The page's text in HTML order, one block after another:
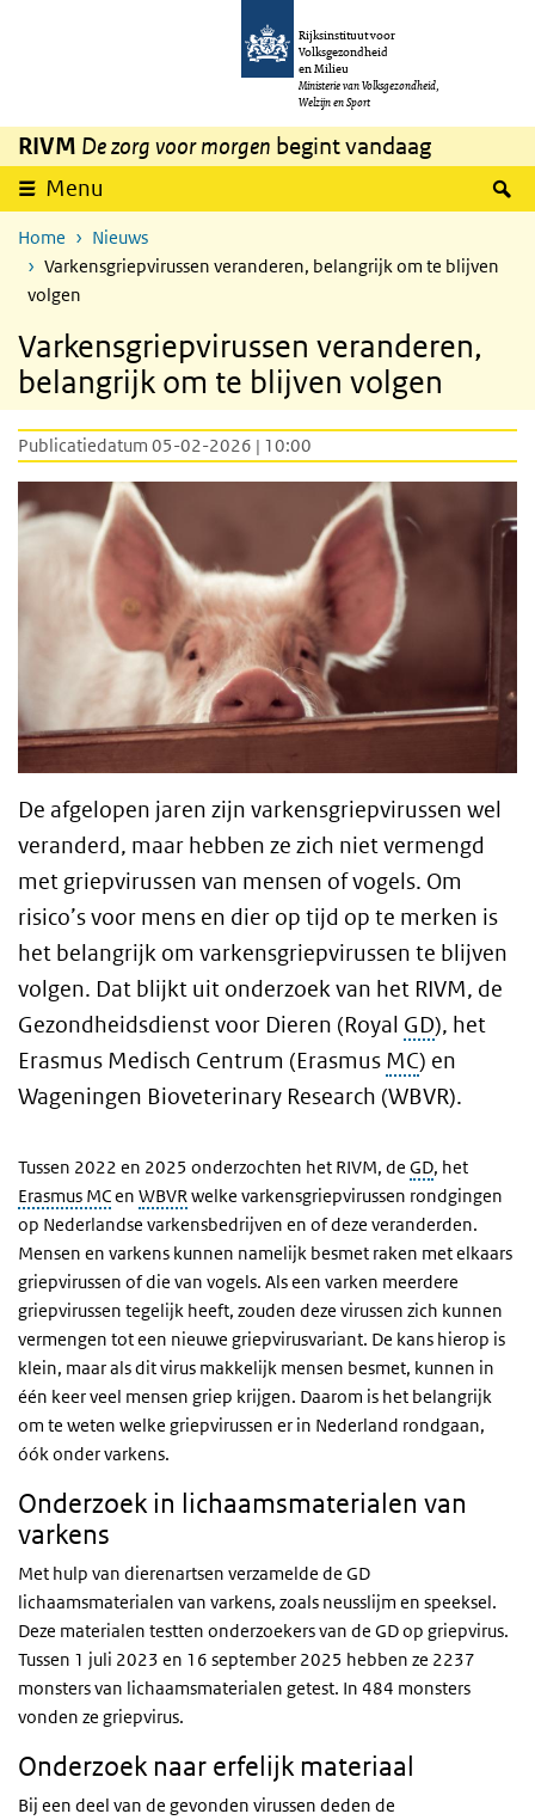
Overslaan en naar de inhoud gaan
Rijksinstituut voor
Volksgezondheid
en Milieu
Ministerie van Volksgezondheid,
Welzijn en Sport
RIVM De zorg voor morgen begint vandaag
Menu
Home
Nieuws
Varkensgriepvirussen veranderen, belangrijk om te blijven
volgen
Varkensgriepvirussen veranderen,
belangrijk om te blijven volgen
Publicatiedatum 05-02-2026 | 10:00
De afgelopen jaren zijn varkensgriepvirussen wel
veranderd, maar hebben ze zich niet vermengd
met griepvirussen van mensen of vogels. Om
risico’s voor mens en dier op tijd op te merken is
het belangrijk om varkensgriepvirussen te blijven
volgen. Dat blijkt uit onderzoek van het RIVM, de
Gezondheidsdienst voor Dieren (Royal GD), het
Erasmus Medisch Centrum (Erasmus MC) en
Wageningen Bioveterinary Research (WBVR).
Tussen 2022 en 2025 onderzochten het RIVM, de GD, het
Erasmus MCen WBVRwelke varkensgriepvirussen rondgingen
op Nederlandse varkensbedrijven en of deze veranderden.
Mensen en varkens kunnen namelijk besmet raken met elkaars
griepvirussen of die van vogels. Als een varken meerdere
griepvirussen tegelijk heeft, zouden deze virussen zich kunnen
vermengen tot een nieuwe griepvirusvariant. De kans hierop is
klein, maar als dit virus makkelijk mensen besmet, kunnen in
één keer veel mensen griep krijgen. Daarom is het belangrijk
om te weten welke griepvirussen er in Nederland rondgaan,
óók onder varkens.
Onderzoek in lichaamsmaterialen van
varkens
Met hulp van dierenartsen verzamelde de GD
lichaamsmaterialen van varkens, zoals neusslijm en speeksel.
Deze materialen testten onderzoekers van de GD op griepvirus.
Tussen 1 juli 2023 en 16 september 2025 hebben ze 2237
monsters van lichaamsmaterialen getest. In 484 monsters
vonden ze griepvirus.
Onderzoek naar erfelijk materiaal
Bij een deel van de gevonden virussen deden de